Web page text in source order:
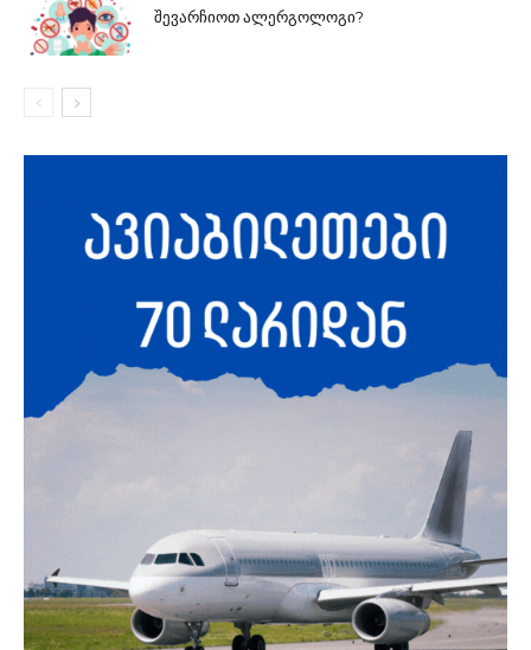
შევარჩიოთ ალერგოლოგი?